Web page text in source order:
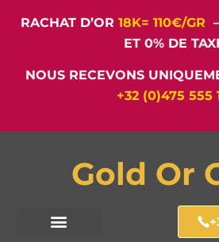
RACHAT D’OR 18K= 110€/GR
ET 0% DE
NOUS RECEVONS
+32 (0)475 555
Gold Or